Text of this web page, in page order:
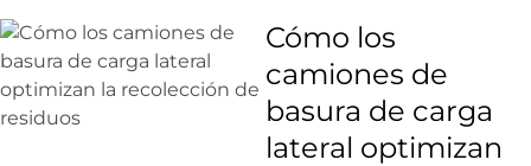
Cómo los
camiones de
basura de carga
lateral optimizan